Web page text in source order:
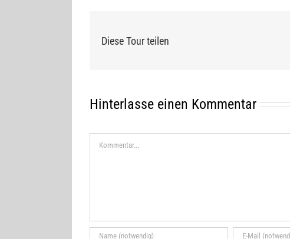
Diese Tour teilen
Hinterlasse einen Kommentar
Kommentar